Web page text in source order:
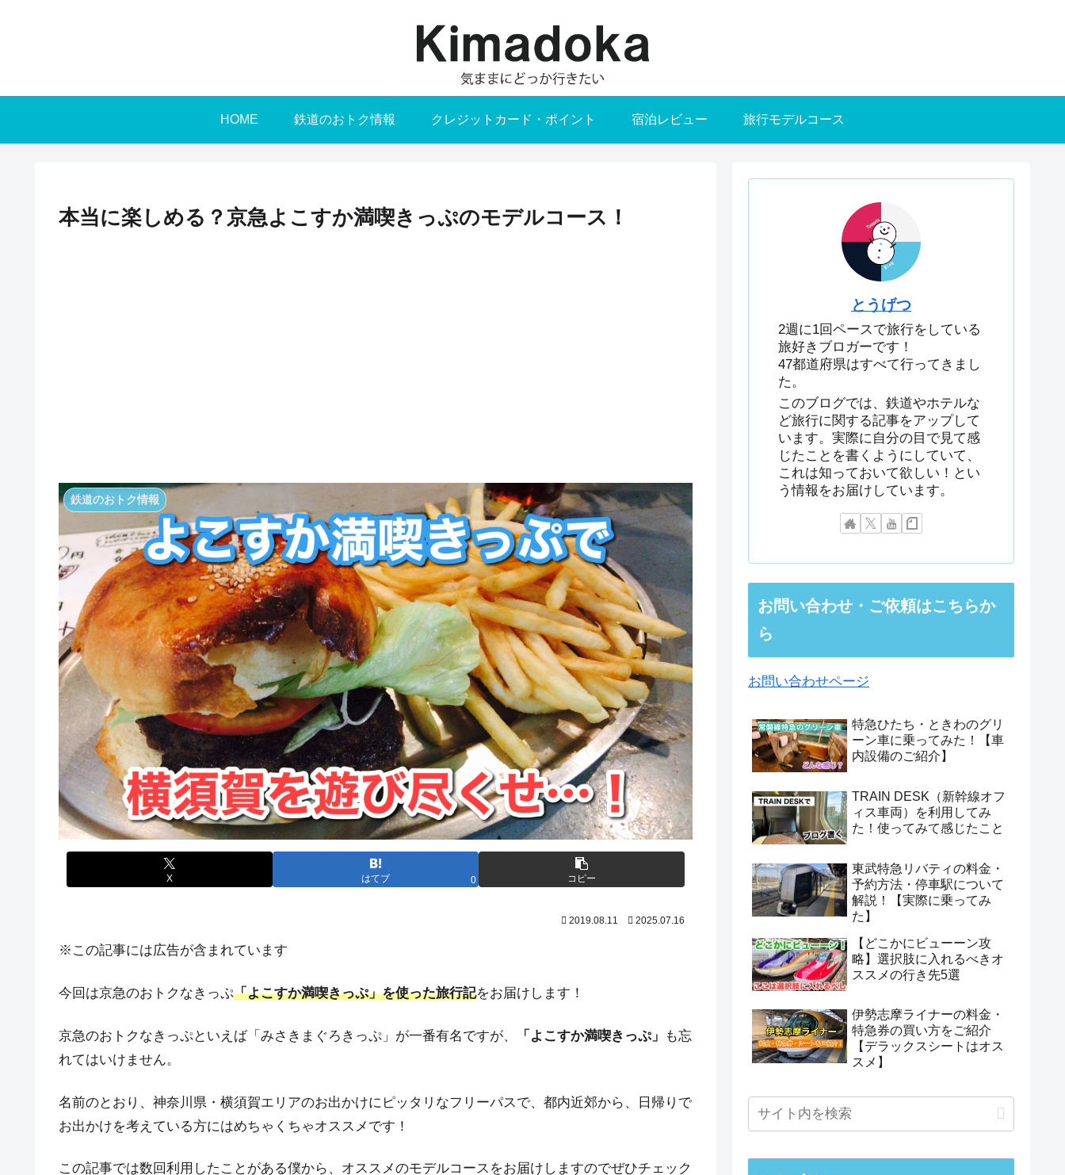
HOME 鉄道のおトク情報 クレジットカード・ポイント 宿泊レビュー 旅行モデルコース
本当に楽しめる？京急よこすか満喫きっぷのモデルコース！
鉄道のおトク情報
X はてブ 0 コピー
2019.08.11 2025.07.16
※この記事には広告が含まれています
今回は京急のおトクなきっぷ「よこすか満喫きっぷ」を使った旅行記をお届けします！
京急のおトクなきっぷといえば「みさきまぐろきっぷ」が一番有名ですが、 「よこすか満喫きっぷ」
も忘
れてはいけません。
名前のとおり、神奈川県・横須賀エリアのお出かけにピッタリなフリーパスで、都内近郊から、日帰りで
お出かけを考えている方にはめちゃくちゃオススメです！
この記事では数回利用したことがある僕から、オススメのモデルコースをお届けしますのでぜひチェック
とうげつ
2週に1回ペースで旅行をしている
旅好きブロガーです！
47都道府県はすべて行ってきまし
た。
このブログでは、鉄道やホテルな
ど旅行に関する記事をアップして
います。実際に自分の目で見て感
じたことを書くようにしていて、
これは知っておいて欲しい！とい
う情報をお届けしています。
お問い合わせ・ご依頼はこちらか
ら
お問い合わせページ
特急ひたち・ときわのグリ
ーン車に乗ってみた！【車
内設備のご紹介】
TRAIN DESK（新幹線オフ
ィス車両）を利用してみ
た！使ってみて感じたこと
東武特急リバティの料金・
予約方法・停車駅について
解説！【実際に乗ってみ
た】
【どこかにビューーン攻
略】選択肢に入れるべきオ
ススメの行き先5選
伊勢志摩ライナーの料金・
特急券の買い方をご紹介
【デラックスシートはオス
スメ】